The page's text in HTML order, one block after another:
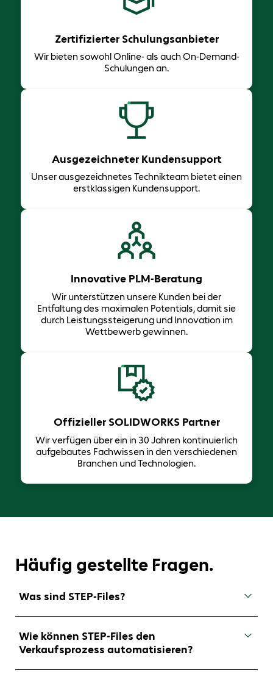
Zertifizierter Schulungsanbieter
Wir bieten sowohl Online- als auch On-Demand-
Schulungen an.
Ausgezeichneter Kundensupport
Unser ausgezeichnetes Technikteam bietet einen
erstklassigen Kundensupport.
Innovative PLM-Beratung
Wir unterstützen unsere Kunden bei der
Entfaltung des maximalen Potentials, damit sie
durch Leistungssteigerung und Innovation im
Wettbewerb gewinnen.
Offizieller SOLIDWORKS Partner
Wir verfügen über ein in 30 Jahren ​kontinuierlich
aufgebautes Fachwissen in den verschiedenen
Branchen und Technologien.
Häufig gestellte Fragen.
Was sind STEP-Files?
STEP-Files (STandard forExchange ofProduct
model data) sind ein internationaler Standard
für den Austausch von 3D-Modellierungsdaten
zwischen verschiedenen CAD (Computer-Aided
Design)-Programmen.
Wie können STEP-Files den
Verkaufsprozess automatisieren?
Eine schrittweise Automatisierung des